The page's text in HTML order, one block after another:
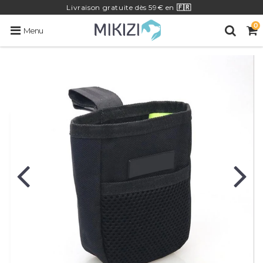
Livraison gratuite dès 59€ en 🇫🇷
Menu
0